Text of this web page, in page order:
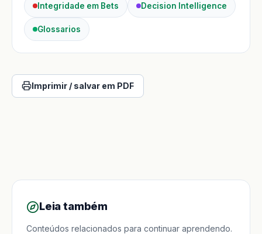
Integridade em Bets Decision Intelligence
Glossarios
Imprimir / salvar em PDF
Leia também
Conteúdos relacionados para continuar aprendendo.